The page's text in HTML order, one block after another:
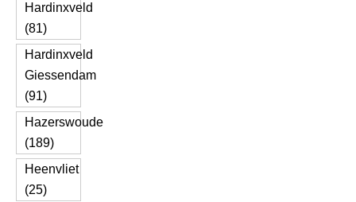
Hardinxveld
(81)
Hardinxveld
Giessendam
(91)
Hazerswoude
(189)
Heenvliet
(25)